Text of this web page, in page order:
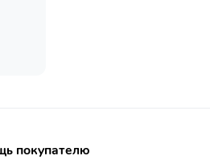
покупателю